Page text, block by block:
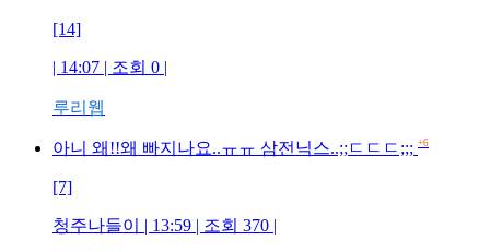
[14]
| 14:07 | 조회 0 |
루리웹
아니 왜!!왜 빠지나요..ㅠㅠ 삼전닉스..;;ㄷㄷㄷ;;; +6
[7]
청주나들이 | 13:59 | 조회 370 |